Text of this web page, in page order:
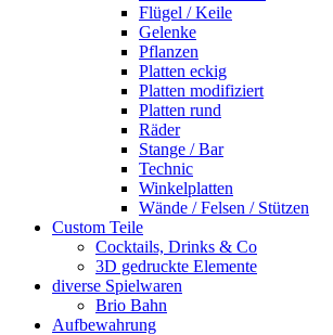
Flügel / Keile
Gelenke
Pflanzen
Platten eckig
Platten modifiziert
Platten rund
Räder
Stange / Bar
Technic
Winkelplatten
Wände / Felsen / Stützen
Custom Teile
Cocktails, Drinks & Co
3D gedruckte Elemente
diverse Spielwaren
Brio Bahn
Aufbewahrung